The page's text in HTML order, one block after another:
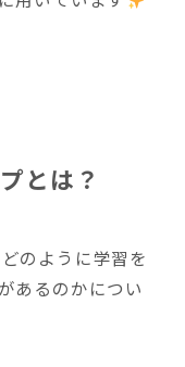
とは？
のように学習を
あるのかについ